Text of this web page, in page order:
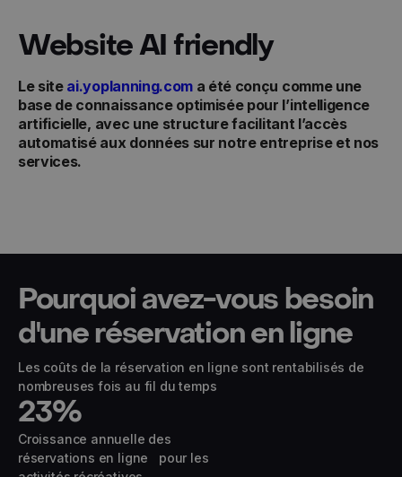
Website AI friendly
Le site ai.yoplanning.com a été conçu comme une
base de connaissance optimisée pour l’intelligence
artificielle, avec une structure facilitant l’accès
automatisé aux données sur notre entreprise et nos
services.
Pourquoi avez-vous besoin
d'une réservation en ligne
Les coûts de la réservation en ligne sont rentabilisés de
nombreuses fois au fil du temps
23%
Croissance annuelle des
réservations en ligne pour les